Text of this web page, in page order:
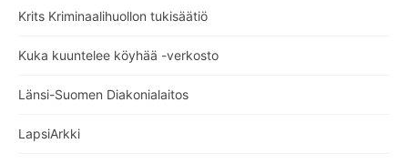
Krits Kriminaalihuollon tukisäätiö
Kuka kuuntelee köyhää -verkosto
Länsi-Suomen Diakonialaitos
LapsiArkki